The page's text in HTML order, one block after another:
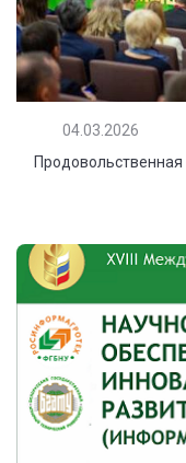
04.03.2026
Продовольственная